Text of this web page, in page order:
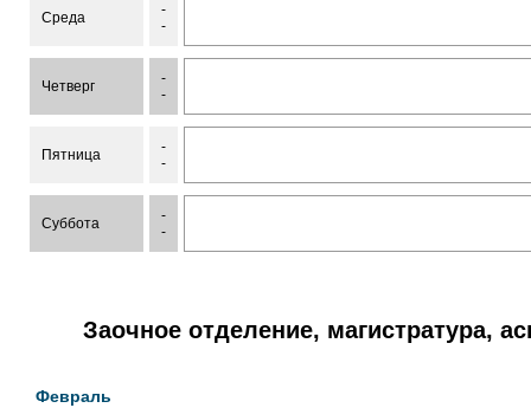
Среда
-
-
Четверг
-
-
Пятница
-
-
Суббота
-
-
Заочное отделение, магистратура,
Февраль